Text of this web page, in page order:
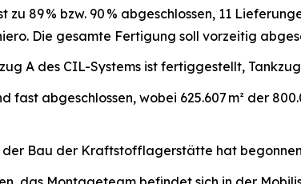
89 % bzw. 90 % abgeschlossen, 11
Die gesamte Fertigung soll vorzeitig
A des CIL-Systems ist fertiggestellt,
abgeschlossen, wobei 625.607 m² der
Bau der Kraftstofflagerstätte hat